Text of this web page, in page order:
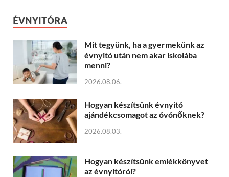
ÉVNYITÓRA
Mit tegyünk, ha a gyermekünk az
évnyitó után nem akar iskolába
menni?
2026.08.06.
Hogyan készítsünk évnyitó
ajándékcsomagot az óvónőknek?
2026.08.03.
Hogyan készítsünk emlékkönyvet
az évnyitóról?